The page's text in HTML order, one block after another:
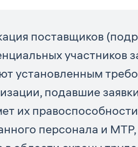
поставщиков
участников
установленным
подавшие
их
персонала и